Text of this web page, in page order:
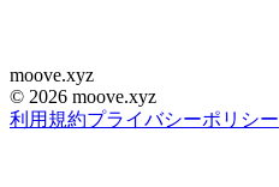
moove.xyz
© 2026 moove.xyz
利用規約プライバシーポリシー